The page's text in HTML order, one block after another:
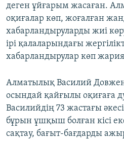
деген ұйғарым жасаған.
оқиғалар көп, жоғалған
хабарландыруларды жиі
ірі қалаларындағы
хабарландырулар көп
Алматылық Василий
осындай қайғылы оқиғаға
Василийдің 73 жастағы
бұрын ұшқыш болған кісі
сақтау, бағыт-бағдарды